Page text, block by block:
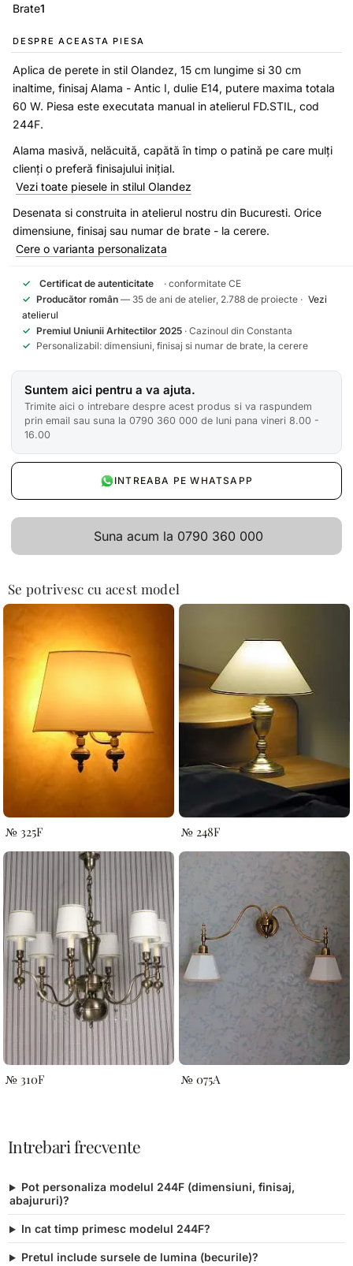
Brate1
DESPRE ACEASTA PIESA
Aplica de perete in stil Olandez, 15 cm lungime si 30 cm
inaltime, finisaj Alama - Antic I, dulie E14, putere maxima totala
60 W. Piesa este executata manual in atelierul FD.STIL, cod
244F.
Alama masivă, nelăcuită, capătă în timp o patină pe care mulți
clienți o preferă finisajului inițial.
Vezi toate piesele in stilul Olandez
Desenata si construita in atelierul nostru din Bucuresti. Orice
dimensiune, finisaj sau numar de brate - la cerere.
Cere o varianta personalizata
✓ Certificat de autenticitate
· conformitate CE
✓ Producător român — 35 de ani de atelier, 2.788 de proiecte · Vezi
atelierul
✓ Premiul Uniunii Arhitectilor 2025 · Cazinoul din Constanta
✓ Personalizabil: dimensiuni, finisaj si numar de brate, la cerere
Suntem aici pentru a va ajuta.
Trimite aici o intrebare despre acest produs si va raspundem
prin email sau suna la 0790 360 000 de luni pana vineri 8.00 -
16.00
INTREABA PE WHATSAPP
Suna acum la 0790 360 000
Se potrivesc cu acest model
№ 325F № 248F
№ 310F № 075A
Intrebari frecvente
Pot personaliza modelul 244F (dimensiuni, finisaj,
abajururi)?
In cat timp primesc modelul 244F?
Pretul include sursele de lumina (becurile)?